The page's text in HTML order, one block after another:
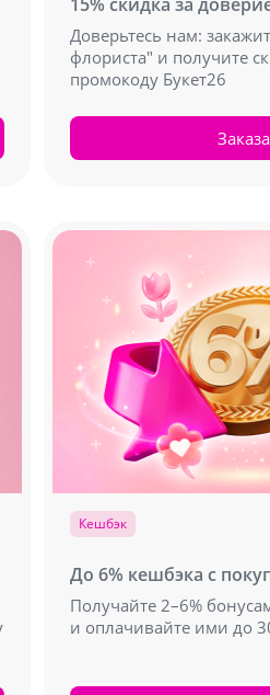
Доверьтесь нам:
флориста" и получите
промокоду Букет26
Кешбэк
До 6% кешбэка с
Получайте 2–6%
и оплачивайте ими до